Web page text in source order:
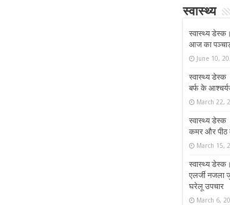
स्वास्थ्य
स्वास्थ्य
आज का
June 10,
स्वास्थ्य डेस्क
बर्फ के
March 22,
स्वास्थ्य डेस्क
कमर और पीठ
March 15,
स्वास्थ्य
एलर्जी नजला
घरेलू उपचार
March 6,